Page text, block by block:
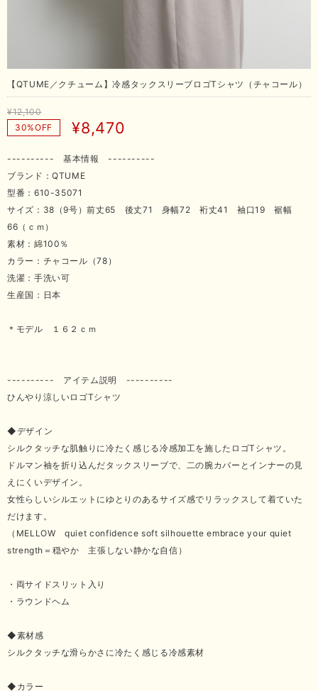
【QTUME／クチューム】冷感タックスリーブロゴTシャツ（チャコール）
¥12,100
30%OFF
¥8,470
---------- 基本情報 ----------
ブランド：QTUME
型番：610-35071
サイズ：38（9号）前丈65 後丈71 身幅72 裄丈41 袖口19 裾幅
66（ｃｍ）
素材：綿100％
カラー：チャコール（78）
洗濯：手洗い可
生産国：日本
＊モデル １６２ｃｍ
---------- アイテム説明 ----------
ひんやり涼しいロゴTシャツ
◆デザイン
シルクタッチな肌触りに冷たく感じる冷感加工を施したロゴTシャツ。
ドルマン袖を折り込んだタックスリーブで、二の腕カバーとインナーの見
えにくいデザイン。
女性らしいシルエットにゆとりのあるサイズ感でリラックスして着ていた
だけます。
（MELLOW quiet confidence soft silhouette embrace your quiet
strength＝穏やか 主張しない静かな自信）
・両サイドスリット入り
・ラウンドヘム
◆素材感
シルクタッチな滑らかさに冷たく感じる冷感素材
◆カラー